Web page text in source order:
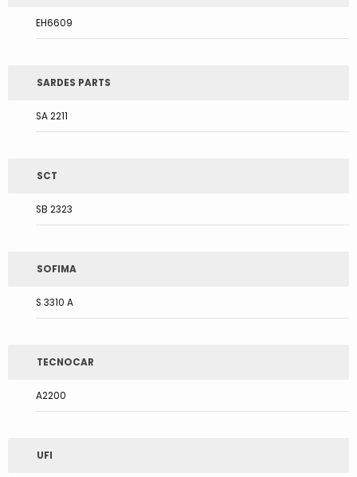
EH6609
SARDES PARTS
SA 2211
SCT
SB 2323
SOFIMA
S 3310 A
TECNOCAR
A2200
UFI